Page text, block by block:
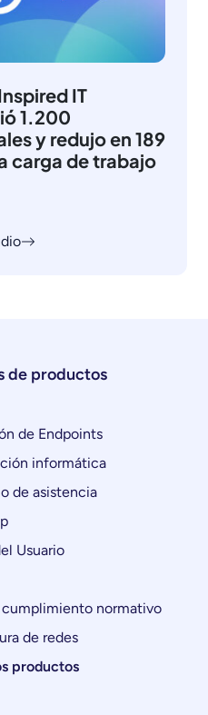
IT
1.200
y redujo en 189
carga de trabajo
de productos
de Endpoints
informática
de asistencia
Usuario
normativo
de redes
productos